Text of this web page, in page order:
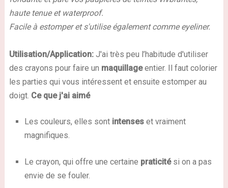
haute tenue et waterproof.
Facile à estomper et s'utilise également comme eyeliner.
Utilisation/Application: J'ai très peu l’habitude d'utiliser
des crayons pour faire un maquillageentier. Il faut colorier
les parties qui vous intéressent et ensuite estomper au
doigt. Ce que j'ai aimé
Les couleurs, elles sont intenseset vraiment
magnifiques.
Le crayon, qui offre une certaine praticité si on a pas
envie de se fouler.